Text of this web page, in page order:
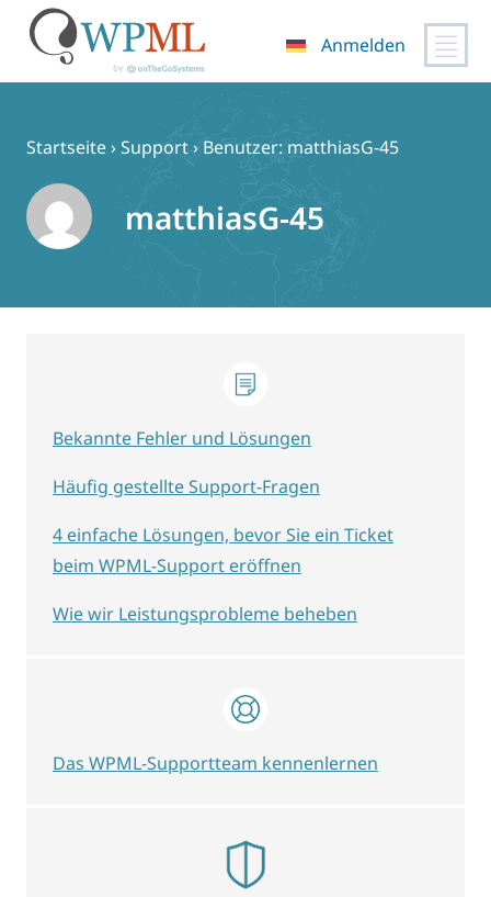
springen
Anmelden
Startseite›Support› Benutzer: matthiasG-45
matthiasG-45
Bekannte Fehler und Lösungen
Häufig gestellte Support-Fragen
4 einfache Lösungen, bevor Sie ein Ticket
beim WPML-Support eröffnen
Wie wir Leistungsprobleme beheben
Das WPML-Supportteam kennenlernen